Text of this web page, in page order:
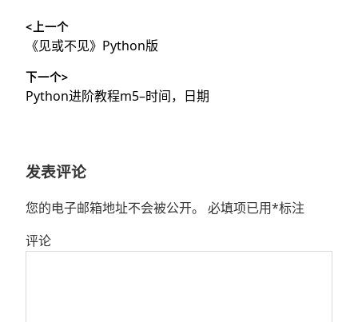
章
导
航
<上一个
上
文
章：
《见或不见》Python版
下一个>
下
Python进阶教程m5–时间，日期
发表评论
您的电子邮箱地址不会被公开。 必填项已用*标注
评论